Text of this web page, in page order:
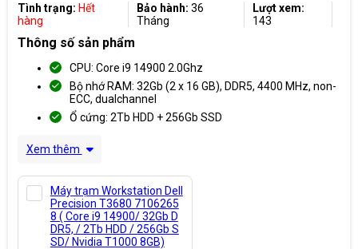
Tình trạng: Hết
hàng
Bảo hành: 36
Tháng
Lượt xem:
143
Thông số sản phẩm
CPU: Core i9 14900 2.0Ghz
Bộ nhớ RAM: 32Gb (2 x 16 GB), DDR5, 4400 MHz, non-
ECC, dualchannel
Ổ cứng: 2Tb HDD + 256Gb SSD
Xem thêm
Máy trạm Workstation Dell
Precision T3680 7106265
8 ( Core i9 14900/ 32Gb D
DR5, / 2Tb HDD / 256Gb S
SD/ Nvidia T1000 8GB)